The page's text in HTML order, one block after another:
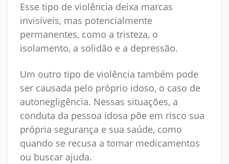
Esse tipo de violência deixa marcas
invisíveis, mas potencialmente
permanentes, como a tristeza, o
isolamento, a solidão e a depressão.
Um outro tipo de violência também pode
ser causada pelo próprio idoso, o caso de
autonegligência. Nessas situações, a
conduta da pessoa idosa põe em risco sua
própria segurança e sua saúde, como
quando se recusa a tomar medicamentos
ou buscar ajuda.